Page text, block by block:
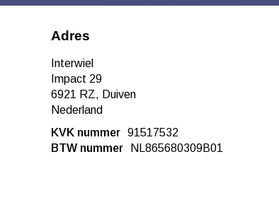
Adres
Interwiel
Impact 29
6921 RZ, Duiven
Nederland
KVK nummer 91517532
BTW nummer
NL865680309B01